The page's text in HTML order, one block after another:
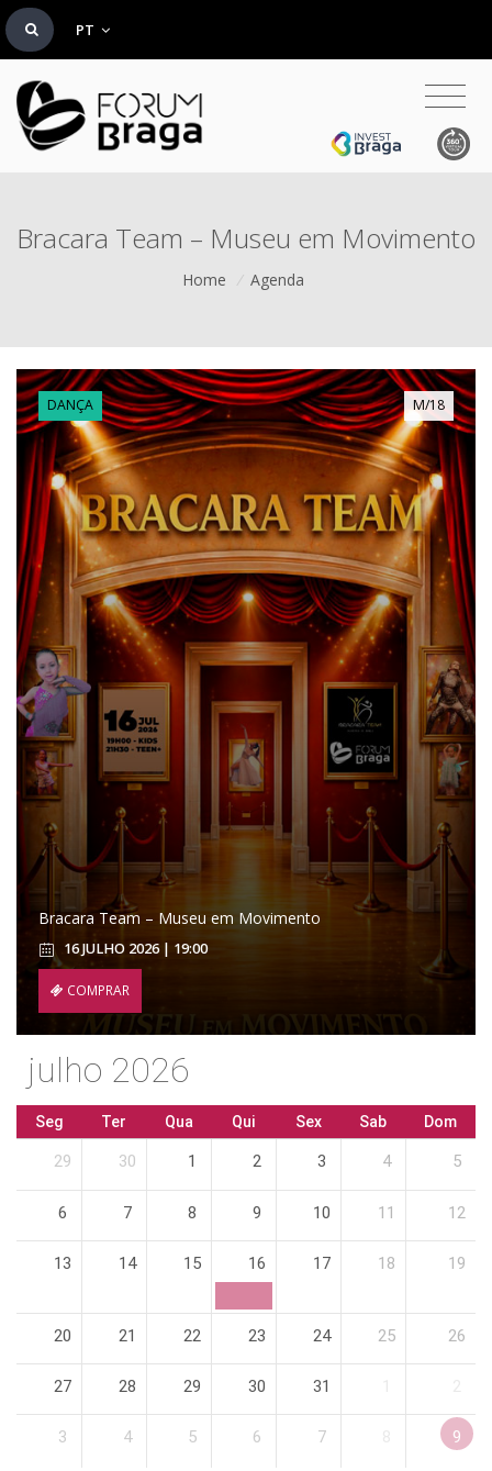
PT
Bracara Team – Museu em Movimento
Home / Agenda
DANÇA M/18
Bracara Team – Museu em Movimento
16 JULHO 2026 | 19:00
COMPRAR
julho 2026
Seg Ter Qua Qui Sex Sab Dom
29 30 1 2 3 4 5
6 7 8 9 10 11 12
13 14 15 16 17 18 19
20 21 22 23 24 25 26
27 28 29 30 31
3 4 5 6 7 9